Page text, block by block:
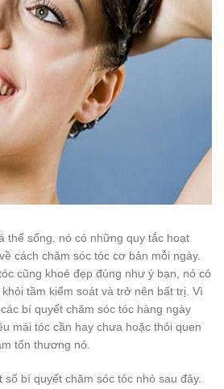
thể sống, nó có những quy tắc hoạt
cách chăm sóc tóc cơ bản mỗi ngày.
cũng khoẻ đẹp đúng như ý bạn, nó có
tầm kiểm soát và trở nên bất trị. Vì
bí quyết chăm sóc tóc hàng ngày
mái tóc cần hay chưa hoặc thói quen
tổn thương nó.
số bí quyết chăm sóc tóc nhỏ sau đây.